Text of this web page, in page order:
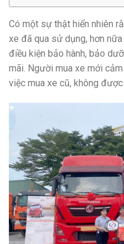
Có một sự thật hiển nhiên
xe đã qua sử dụng, hơn
điều kiện bảo hành, bảo
mãi. Người mua xe mới
việc mua xe cũ, không